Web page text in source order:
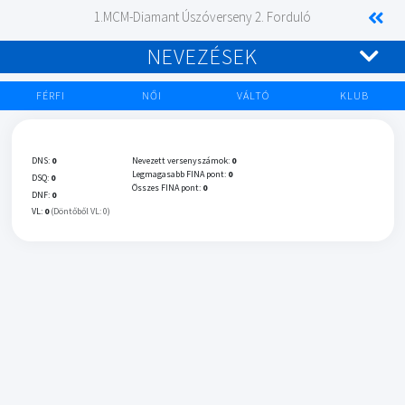
1.MCM-Diamant Úszóverseny 2. Forduló
NEVEZÉSEK
FÉRFI NŐI VÁLTÓ KLUB
DNS: 0
DSQ: 0
DNF: 0
VL: 0 (Döntőből VL: 0)
Nevezett versenyszámok: 0
Legmagasabb FINA pont: 0
Összes FINA pont: 0